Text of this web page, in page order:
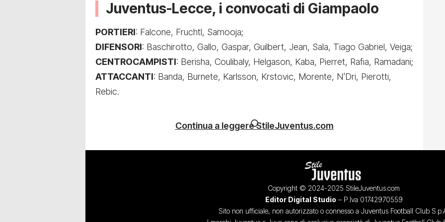
Juventus-Lecce, i convocati di Giampaolo
PORTIERI: Falcone, Fruchtl, Samooja;
DIFENSORI: Baschirotto, Gallo, Gaspar, Guilbert, Jean, Sala, Tiago Gabriel, Veiga;
CENTROCAMPISTI: Berisha, Coulibaly, Helgason, Kaba, Pierret, Rafia, Ramadani;
ATTACCANTI: Banda, Burnete, Karlsson, Krstovic, Morente, N’Dri, Pierotti,
Rebic.
Continua a leggere StileJuventus.com
Copyright © 2024-2025 StileJuventus.com
Editor Digital Studio – P.Iva 01742970559
Sito non ufficiale, non autorizzato o connesso a Juventus Football Club